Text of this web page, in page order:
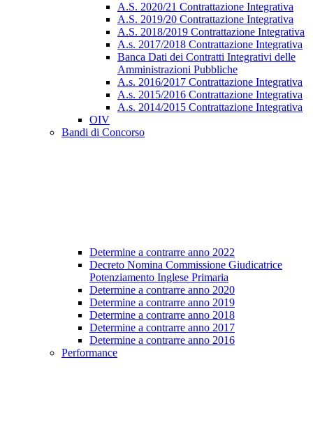
A.S. 2020/21 Contrattazione Integrativa
A.S. 2019/20 Contrattazione Integrativa
A.S. 2018/2019 Contrattazione Integrativa
A.s. 2017/2018 Contrattazione Integrativa
Banca Dati dei Contratti Integrativi delle
Amministrazioni Pubbliche
A.s. 2016/2017 Contrattazione Integrativa
A.s. 2015/2016 Contrattazione Integrativa
A.s. 2014/2015 Contrattazione Integrativa
OIV
Bandi di Concorso
Determine a contrarre anno 2022
Decreto Nomina Commissione Giudicatrice
Potenziamento Inglese Primaria
Determine a contrarre anno 2020
Determine a contrarre anno 2019
Determine a contrarre anno 2018
Determine a contrarre anno 2017
Determine a contrarre anno 2016
Performance